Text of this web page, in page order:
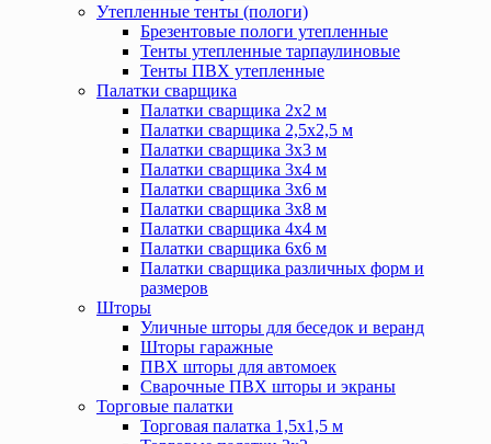
Утепленные тенты (пологи)
Брезентовые пологи утепленные
Тенты утепленные тарпаулиновые
Тенты ПВХ утепленные
Палатки сварщика
Палатки сварщика 2х2 м
Палатки сварщика 2,5х2,5 м
Палатки сварщика 3х3 м
Палатки сварщика 3х4 м
Палатки сварщика 3х6 м
Палатки сварщика 3х8 м
Палатки сварщика 4х4 м
Палатки сварщика 6х6 м
Палатки сварщика различных форм и
размеров
Шторы
Уличные шторы для беседок и веранд
Шторы гаражные
ПВХ шторы для автомоек
Сварочные ПВХ шторы и экраны
Торговые палатки
Торговая палатка 1,5х1,5 м